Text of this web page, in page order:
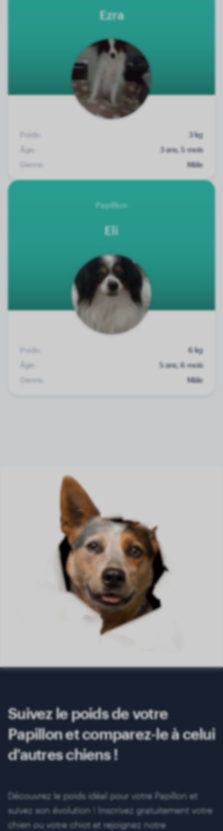
Ezra
Poids:
3 kg
Âge:
3 ans, 5 mois
Genre:
Mâle
Papillon
Eli
Poids:
6 kg
Âge:
5 ans, 6 mois
Genre:
Mâle
Suivez le poids de votre
Papillon et comparez-le à celui
d'autres chiens !
Découvrez le poids idéal pour votre Papillon et
suivez son évolution ! Inscrivez gratuitement votre
chien ou votre chiot et rejoignez notre